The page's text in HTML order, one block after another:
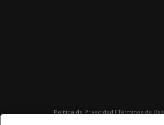
Política de Privacidad | Términos de Uso